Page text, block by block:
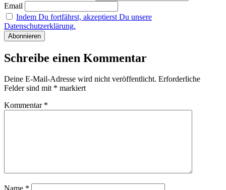
Email
Indem Du fortfährst, akzeptierst Du unsere
Datenschutzerklärung.
Schreibe einen Kommentar
Deine E-Mail-Adresse wird nicht veröffentlicht. Erforderliche
Felder sind mit * markiert
Kommentar *